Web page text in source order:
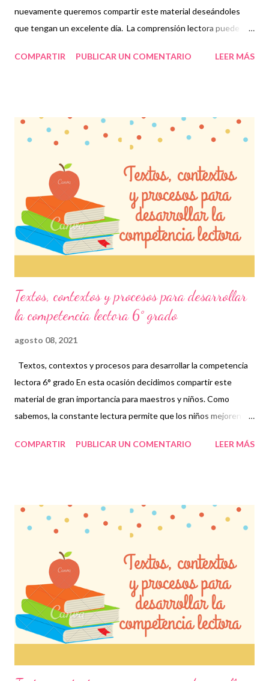
nuevamente queremos compartir este material deseándoles
que tengan un excelente día. La comprensión lectora puede
interpretar un texto. No basta sólo con entender el significado
fluidez, también les permitirá comprender adecuadamente lo
que leen y, si es el caso, emitir una opinión razonable mediante la
formulación de argumentos, que en un futuro, les ayudará a
expresarse de la mejor manera en diversas situaciones.
Agradecemos enormemente a los autores de este grandioso
material recordando que nosotros sólo lo compartimos con fines
informativos y educativos. 👏 Descarga 👇 Pruebas de
comprensión lectora 6° grado ¡Gra...
COMPARTIR PUBLICAR UN COMENTARIO LEER MÁS
Textos, contextos y procesos para desarrollar
la competencia lectora 6° grado
agosto 08, 2021
Textos, contextos y procesos para desarrollar la competencia
lectora 6° grado En esta ocasión decidimos compartir este
material de gran importancia para maestros y niños. Como
sabemos, la constante lectura permite que los niños mejoren su
aprendizaje que, en conjunto, conforman la competencia
proporciona, es decir, sólo leen por leer pero a veces no
comprenden lo que están leyendo. Comprender lo que los niños
leen es indispensable, no sólo por cumplir con una materia, sino
porque reconocen situaciones que se presentan en diferentes
escenarios y de este modo, ellos mismos pueden emitir una
opinión que es muy importante para su desempeño académico.
Por tal motivo, consideramos que este material es indispensable
para todas l...
COMPARTIR PUBLICAR UN COMENTARIO LEER MÁS